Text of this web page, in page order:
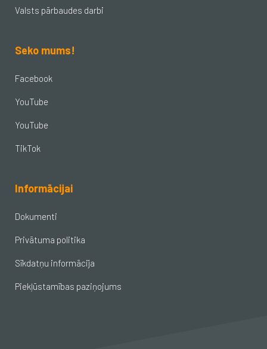
Valsts pārbaudes darbi
Seko mums!
Facebook
YouTube
YouTube
TikTok
Informācijai
Dokumenti
Privātuma politika
Sīkdatņu informācija
Piekļūstamības paziņojums